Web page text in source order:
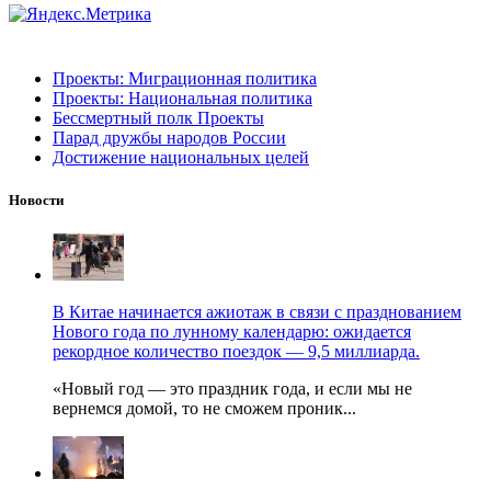
Проекты: Миграционная политика
Проекты: Национальная политика
Бессмертный полк Проекты
Парад дружбы народов России
Достижение национальных целей
Новости
В Китае начинается ажиотаж в связи с празднованием
Нового года по лунному календарю: ожидается
рекордное количество поездок — 9,5 миллиарда.
«Новый год — это праздник года, и если мы не
вернемся домой, то не сможем проник...